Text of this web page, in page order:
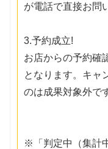
が電話で直接お問
3.予約成立!
お店からの予約確
となります。キャ
のは成果対象外で
※「判定中（集計